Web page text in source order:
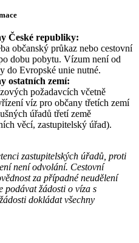
České republiky:
občanský průkaz nebo cestovní
dobu pobytu. Vízum není od
do Evropské unie nutné.
ostatních zemí:
požadavcích včetně
víz pro občany třetích zemí
úřadů třetí země
věcí, zastupitelský úřad).
zastupitelských úřadů, proti
není odvolání. Cestovní
za případné neudělení
podávat žádosti o víza s
dokládat všechny